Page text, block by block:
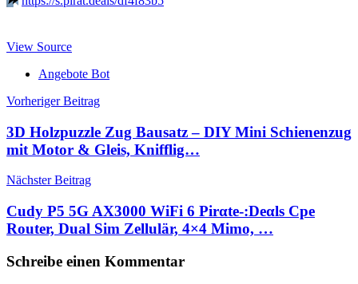
View Source
Angebote Bot
Beitragsnavigation
Vorheriger Beitrag
3D Holzpuzzle Zug Bausatz – DIY Mini Schienenzug
mit Motor & Gleis, Knifflig…
Nächster Beitrag
Cudy P5 5G AX3000 WiFi 6 Pirαtе-:Dеαls Cpe
Router, Dual Sim Zellulär, 4×4 Mimo, …
Schreibe einen Kommentar